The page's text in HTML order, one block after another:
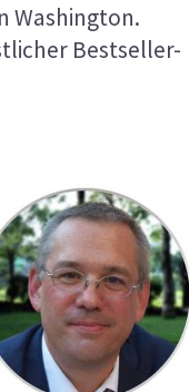
Washington.
Bestseller-